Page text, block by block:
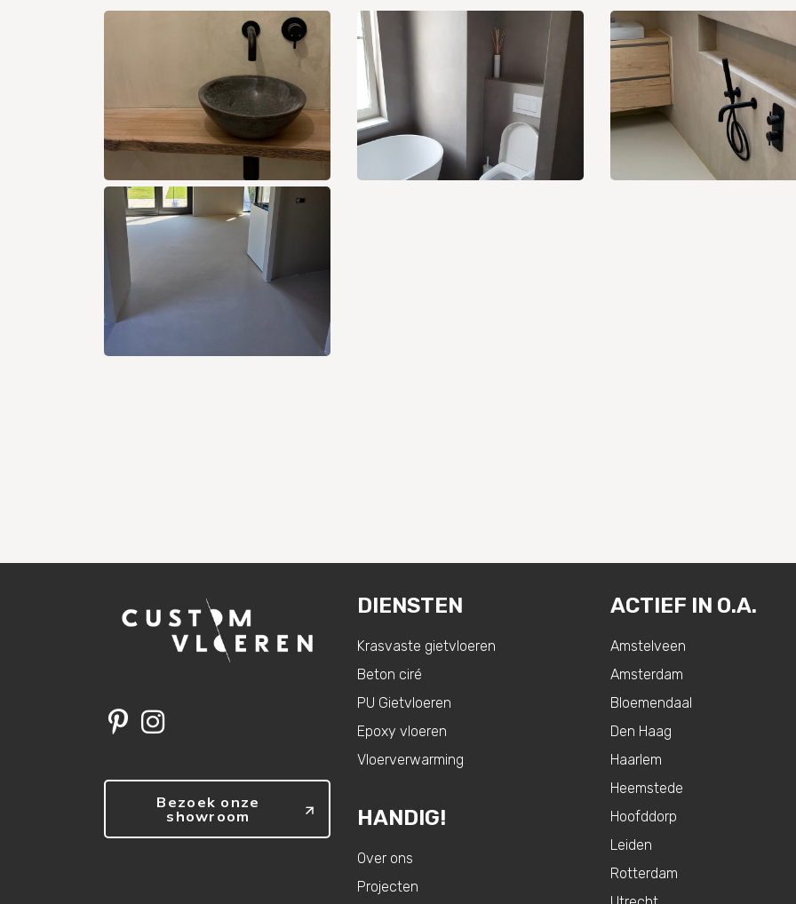
Bezoek onze
showroom
DIENSTEN
Krasvaste gietvloeren
Beton ciré
PU Gietvloeren
Epoxy vloeren
Vloerverwarming
HANDIG!
Over ons
Projecten
ACTIEF IN O.A.
Amstelveen
Amsterdam
Bloemendaal
Den Haag
Haarlem
Heemstede
Hoofddorp
Leiden
Rotterdam